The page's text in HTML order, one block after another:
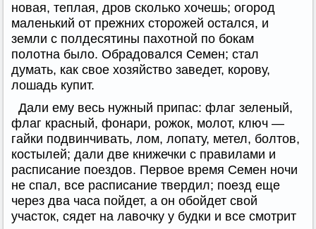
новая, теплая, дров сколько хочешь; огород
маленький от прежних сторожей остался, и
земли с полдесятины пахотной по бокам
полотна было. Обрадовался Семен; стал
думать, как свое хозяйство заведет, корову,
лошадь купит.
Дали ему весь нужный припас: флаг зеленый,
флаг красный, фонари, рожок, молот, ключ —
гайки подвинчивать, лом, лопату, метел, болтов,
костылей; дали две книжечки с правилами и
расписание поездов. Первое время Семен ночи
не спал, все расписание твердил; поезд еще
через два часа пойдет, а он обойдет свой
участок, сядет на лавочку у будки и все смотрит